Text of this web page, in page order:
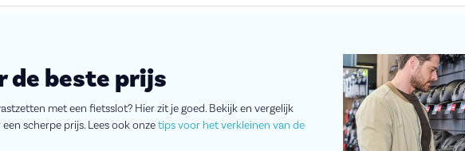
de beste prijs
met een fietsslot? Hier zit je goed. Bekijk en vergelijk
scherpe prijs. Lees ook onzetips voor het verkleinen van de